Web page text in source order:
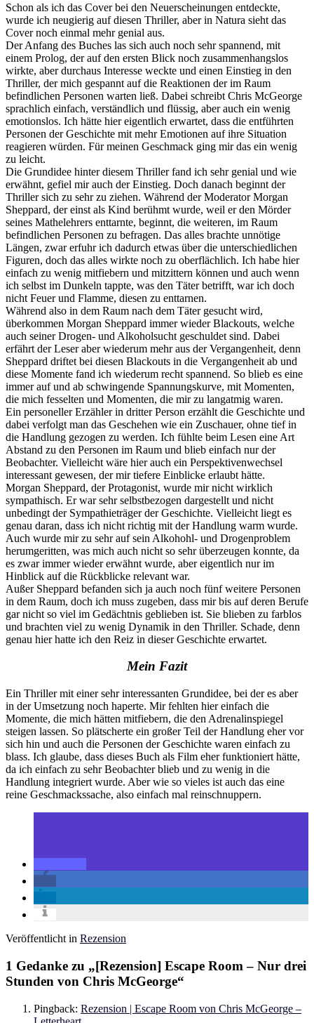
Schon als ich das Cover bei den Neuerscheinungen entdeckte,
wurde ich neugierig auf diesen Thriller, aber in Natura sieht das
Cover noch einmal mehr genial aus.
Der Anfang des Buches las sich auch noch sehr spannend, mit
einem Prolog, der auf den ersten Blick noch zusammenhangslos
wirkte, aber durchaus Interesse weckte und einen Einstieg in den
Thriller, der mich gespannt auf die Reaktionen der im Raum
befindlichen Personen warten ließ. Dabei schreibt Chris McGeorge
sprachlich einfach, verständlich und flüssig, aber auch ein wenig
emotionslos. Ich hätte hier eigentlich erwartet, dass die entführten
Personen der Geschichte mit mehr Emotionen auf ihre Situation
reagieren würden. Für meinen Geschmack ging mir das ein wenig
zu leicht.
Die Grundidee hinter diesem Thriller fand ich sehr genial und wie
erwähnt, gefiel mir auch der Einstieg. Doch danach beginnt der
Thriller sich zu sehr zu ziehen. Während der Moderator Morgan
Sheppard, der einst als Kind berühmt wurde, weil er den Mörder
seines Mathelehrers enttarnte, beginnt, die weiteren, im Raum
befindlichen Personen zu befragen. Das alles brachte unnötige
Längen, zwar erfuhr ich dadurch etwas über die unterschiedlichen
Figuren, doch das alles wirkte noch zu oberflächlich. Ich habe hier
einfach zu wenig mitfiebern und mitzittern können und auch wenn
ich selbst im Dunkeln tappte, was den Täter betrifft, war ich doch
nicht Feuer und Flamme, diesen zu enttarnen.
Während also in dem Raum nach dem Täter gesucht wird,
überkommen Morgan Sheppard immer wieder Blackouts, welche
auch seiner Drogen- und Alkoholsucht geschuldet sind. Dabei
erfährt der Leser aber wiederum mehr aus der Vergangenheit, denn
Sheppard driftet bei diesen Blackouts in die Vergangenheit ab und
diese Momente fand ich wiederum recht spannend. So blieb es eine
immer auf und ab schwingende Spannungskurve, mit Momenten,
die mich fesselten und Momenten, die mir zu langatmig waren.
Ein personeller Erzähler in dritter Person erzählt die Geschichte und
dabei verfolgt man das Geschehen wie ein Zuschauer, ohne tief in
die Handlung gezogen zu werden. Ich fühlte beim Lesen eine Art
Abstand zu den Personen im Raum und blieb einfach nur der
Beobachter. Vielleicht wäre hier auch ein Perspektivenwechsel
interessant gewesen, der mir tiefere Einblicke erlaubt hätte.
Morgan Sheppard, der Protagonist, wurde mir nicht wirklich
sympathisch. Er war sehr selbstbezogen dargestellt und nicht
unbedingt der Sympathieträger der Geschichte. Vielleicht liegt es
genau daran, dass ich nicht richtig mit der Handlung warm wurde.
Auch wurde mir zu sehr auf sein Alkohohl- und Drogenproblem
herumgeritten, was mich auch nicht so sehr überzeugen konnte, da
es zwar immer wieder erwähnt wurde, aber eigentlich nur im
Hinblick auf die Rückblicke relevant war.
Außer Sheppard befanden sich ja auch noch fünf weitere Personen
in dem Raum, doch ich muss zugeben, dass mir bis auf deren Berufe
gar nicht so viel im Gedächtnis geblieben ist. Sie blieben zu farblos
und brachten viel zu wenig Dynamik in den Thriller. Schade, denn
genau hier hatte ich den Reiz in dieser Geschichte erwartet.
Mein Fazit
Ein Thriller mit einer sehr interessanten Grundidee, bei der es aber
in der Umsetzung noch haperte. Mir fehlten hier einfach die
Momente, die mich hätten mitfiebern, die den Adrenalinspiegel
steigen lassen. So plätscherte ein großer Teil der Handlung eher vor
sich hin und auch die Personen der Geschichte waren einfach zu
blass. Ich glaube, dass dieses Buch als Film eher funktioniert hätte,
da ich einfach zu sehr Beobachter blieb und zu wenig in die
Handlung integriert wurde. Aber wie so vieles ist auch das eine
reine Geschmackssache, also einfach mal reinschnuppern.
Veröffentlicht in Rezension
1 Gedanke zu „[Rezension] Escape Room – Nur drei
Stunden von Chris McGeorge“
Pingback: Rezension | Escape Room von Chris McGeorge –